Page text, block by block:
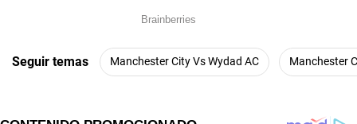
Seguir temas Manchester City Vs Wydad AC Manchester